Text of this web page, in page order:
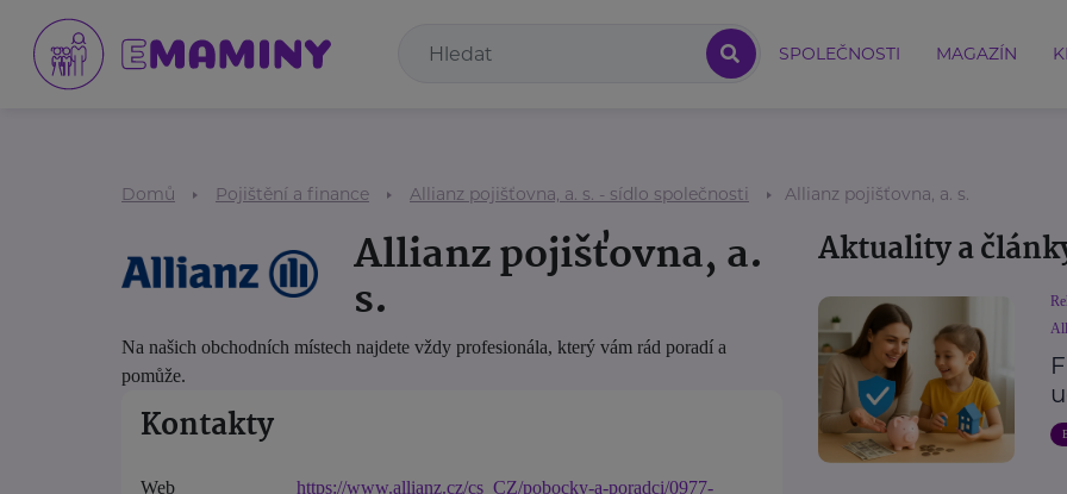
SPOLEČNOSTI MAGAZÍN
Domů Pojištění a finance Allianz pojišťovna, a. s. - sídlo společnosti Allianz pojišťovna, a. s.
Allianz pojišťovna, a.
s.
Na našich obchodních místech najdete vždy profesionála, který vám rád poradí a
pomůže.
Kontakty
Web
https://www.allianz.cz/cs_CZ/pobocky-a-poradci/0977-
Aktuality a